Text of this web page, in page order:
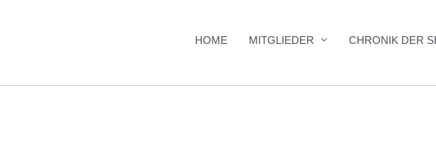
HOME MITGLIEDER CHRONIK DER